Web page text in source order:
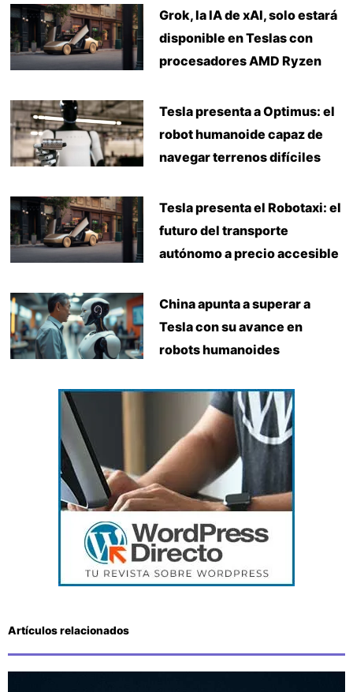
Grok, la IA de xAI, solo estará
disponible en Teslas con
procesadores AMD Ryzen
Tesla presenta a Optimus: el
robot humanoide capaz de
navegar terrenos difíciles
Tesla presenta el Robotaxi: el
futuro del transporte
autónomo a precio accesible
China apunta a superar a
Tesla con su avance en
robots humanoides
Artículos relacionados